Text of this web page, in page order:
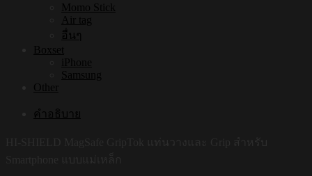
Momo Stick
Air tag
อื่นๆ
Boxset
iPhone
Samsung
Other
คำอธิบาย